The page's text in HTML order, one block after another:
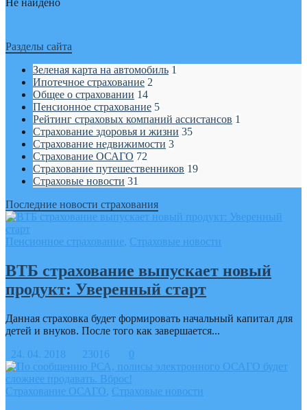
Разделы сайта
Зеленая карта на автомобиль 1
Ипотечное страхование 2
Общее о страховании 14
Пенсионное страхование 5
Рейтинг страховых компаний ассистансов 1
Страхование здоровья и жизни 35
Страхование недвижимости 3
Страхование ОСАГО 72
Страхование путешественников 19
Страховые новости 31
Последние новости страхования
Пенсионное страхование, Страховые новости
ВТБ страхование выпускает новый
продукт: Уверенный старт
Данная страховка будет формировать начальный капитал для
детей и внуков. После того как завершается...
24. 04. 2018
23016 0
Страхование ОСАГО, Страховые новости